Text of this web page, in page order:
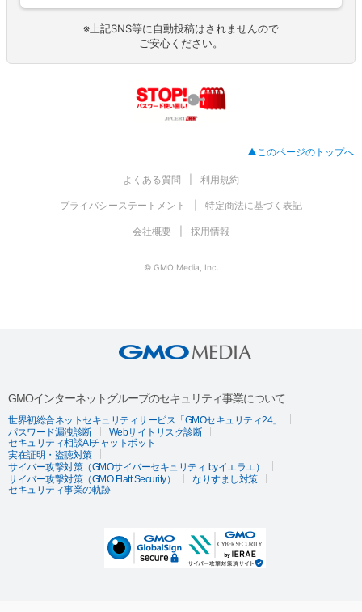
※上記SNS等に自動投稿はされませんので
ご安心ください。
▲このページのトップへ
よくある質問 利用規約
プライバシーステートメント 特定商法に基づく表記
会社概要 採用情報
© GMO Media, Inc.
GMOインターネットグループのセキュリティ事業について
世界初総合ネットセキュリティサービス「GMOセキュリティ24」
パスワード漏洩診断
Webサイトリスク診断
セキュリティ相談AIチャットボット
実在証明・盗聴対策
サイバー攻撃対策（GMOサイバーセキュリティ byイエラエ）
サイバー攻撃対策（GMO Flatt Security）
なりすまし対策
セキュリティ事業の軌跡